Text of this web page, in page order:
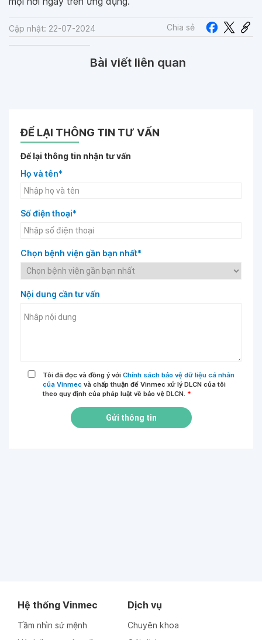
Cập nhật: 22-07-2024 Chia sẻ
Bài viết liên quan
ĐỂ LẠI THÔNG TIN TƯ VẤN
Để lại thông tin nhận tư vấn
Họ và tên*
Số điện thoại*
Chọn bệnh viện gần bạn nhất*
Nội dung cần tư vấn
Tôi đã đọc và đồng ý với Chính sách bảo vệ dữ liệu cá nhân
của Vinmec và chấp thuận để Vinmec xử lý DLCN của tôi
theo quy định của pháp luật về bảo vệ DLCN. *
Gửi thông tin
Hệ thống Vinmec
Tầm nhìn sứ mệnh
Dịch vụ
Chuyên khoa